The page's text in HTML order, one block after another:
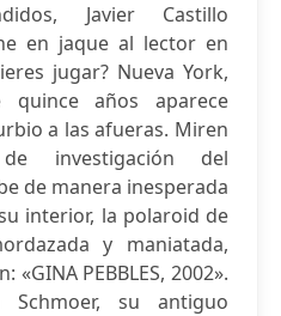
Javier Castillo
en jaque al lector en
jugar? Nueva York,
años aparece
a las afueras. Miren
investigación del
de manera inesperada
interior, la polaroid de
y maniatada,
PEBBLES, 2002».
su antiguo